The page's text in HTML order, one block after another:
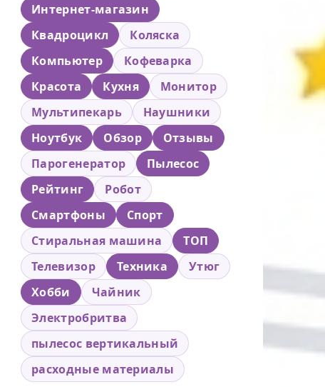
Интернет-магазин
Квадроцикл
Коляска
Компьютер
Кофеварка
Красота
Кухня
Монитор
Мультипекарь
Наушники
Ноутбук
Обзор
Отзывы
Парогенератор
Пылесос
Рейтинг
Робот
Смартфоны
Спорт
Стиральная машина
ТОП
Телевизор
Техника
Утюг
Хобби
Чайник
Электробритва
пылесос вертикальный
расходные материалы